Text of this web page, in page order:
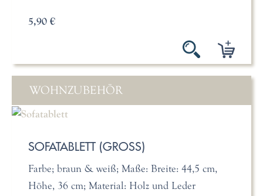
5,90 €
WOHNZUBEHÖR
SOFATABLETT (GROSS)
Farbe; braun & weiß; Maße: Breite: 44,5 cm,
Höhe, 36 cm; Material: Holz und Leder